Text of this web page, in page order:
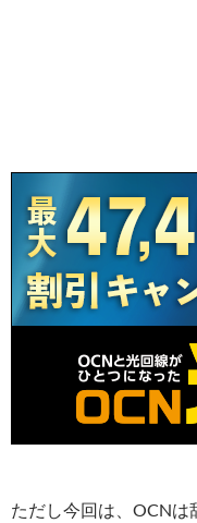
ただし今回は、OCNは